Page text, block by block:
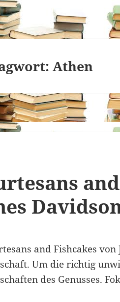
Athen
and Fishcakes
Um die richtig
des Genusses.